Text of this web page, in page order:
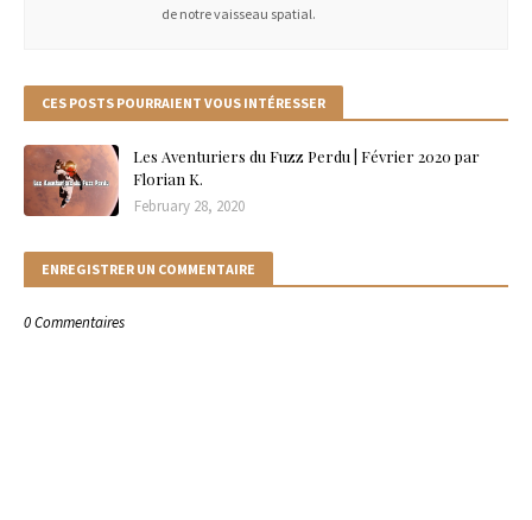
de notre vaisseau spatial.
CES POSTS POURRAIENT VOUS INTÉRESSER
Les Aventuriers du Fuzz Perdu | Février 2020 par
Florian K.
February 28, 2020
ENREGISTRER UN COMMENTAIRE
0 Commentaires